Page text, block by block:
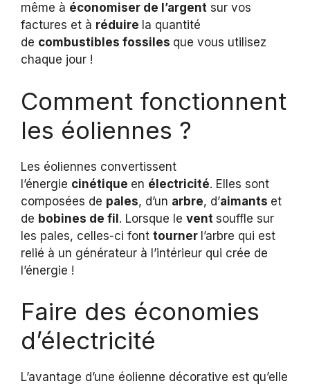
même à économiser de l’argent sur vos
factures et à réduire la quantité
de combustibles fossiles que vous utilisez
chaque jour !
Comment fonctionnent
les éoliennes ?
Les éoliennes convertissent
l’énergie cinétique en électricité. Elles sont
composées de pales, d’un arbre, d’aimants et
de bobines de fil. Lorsque le vent souffle sur
les pales, celles-ci font tourner l’arbre qui est
relié à un générateur à l’intérieur qui crée de
l’énergie !
Faire des économies
d’électricité
L’avantage d’une éolienne décorative est qu’elle